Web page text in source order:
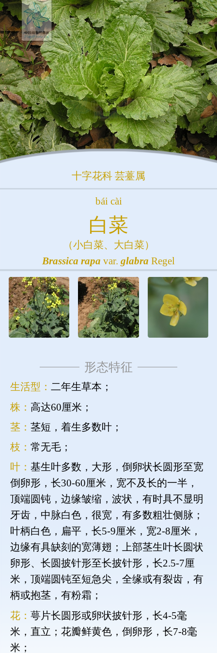
十字花科 芸薹属
bái cài
白菜
（小白菜、大白菜）
Brassica rapa var. glabra Regel
形态特征
生活型： 二年生草本；
株： 高达60厘米；
茎： 茎短，着生多数叶；
枝： 常无毛；
叶： 基生叶多数，大形，倒卵状长圆形至宽
倒卵形，长30-60厘米，宽不及长的一半，
顶端圆钝，边缘皱缩，波状，有时具不显明
牙齿，中脉白色，很宽，有多数粗壮侧脉；
叶柄白色，扁平，长5-9厘米，宽2-8厘米，
边缘有具缺刻的宽薄翅；上部茎生叶长圆状
卵形、长圆披针形至长披针形，长2.5-7厘
米，顶端圆钝至短急尖，全缘或有裂齿，有
柄或抱茎，有粉霜；
花： 萼片长圆形或卵状披针形，长4-5毫
米，直立；花瓣鲜黄色，倒卵形，长7-8毫
米；